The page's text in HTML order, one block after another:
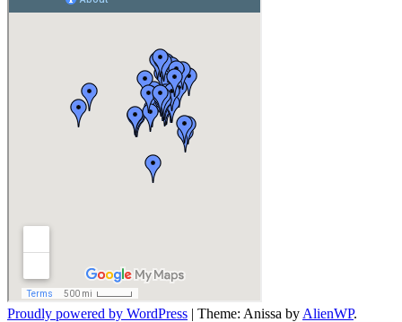
Proudly powered by WordPress | Theme: Anissa by AlienWP.